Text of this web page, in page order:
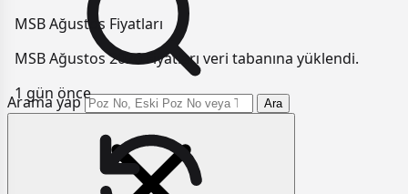
Arama yap Ara
MSB Ağustos Fiyatları
MSB Ağustos 2026 Fiyatları veri tabanına yüklendi.
1 gün önce